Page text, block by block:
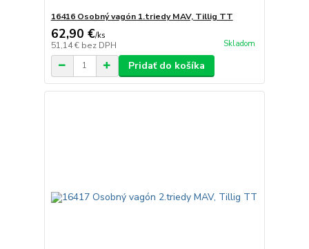
16416 Osobný vagón 1.triedy MAV, Tillig TT
62,90 €/ks
51,14 € bez DPH Skladom
Pridať do košíka